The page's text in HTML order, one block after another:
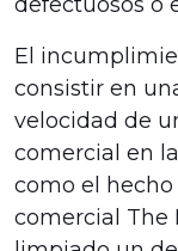
El
consistir en
velocidad de
comercial en
como el
comercial The